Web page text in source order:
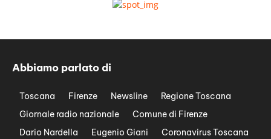
Abbiamo parlato di
Toscana Firenze Newsline
Regione Toscana
Giornale radio nazionale
Comune di Firenze
Dario Nardella
Eugenio Giani
Coronavirus Toscana